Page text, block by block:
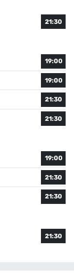
21:30
19:00
19:00
21:30
21:30
19:00
21:30
21:30
21:30